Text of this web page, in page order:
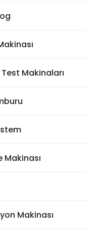
Makinaları
Makinası
Makinası